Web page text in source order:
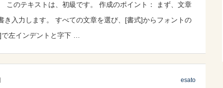
このテキストは、初級です。 作成のポイント： まず、文章
き入力します。 すべての文章を選び、[書式]からフォントの
左インデントと字下 …
esato